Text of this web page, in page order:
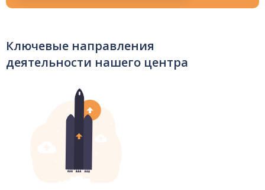
Ключевые направления
деятельности нашего центра